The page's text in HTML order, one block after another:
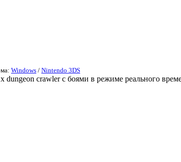
Windows / Nintendo 3DS
dungeon crawler с боями в режиме реального